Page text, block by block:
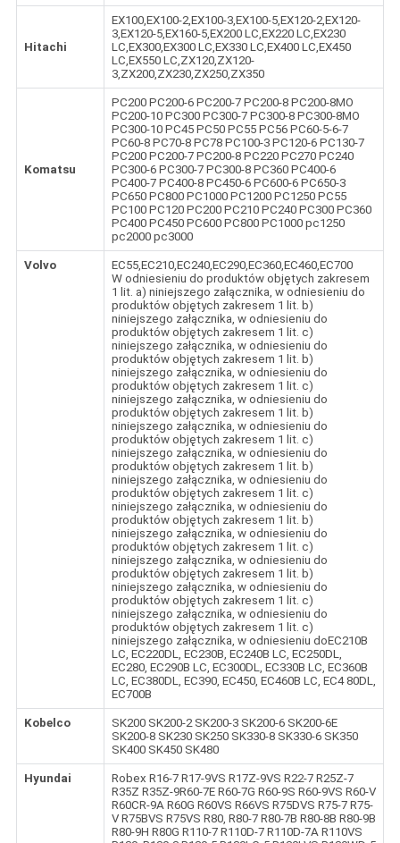
Hitachi
EX100,EX100-2,EX100-3,EX100-5,EX120-2,EX120-
3,EX120-5,EX160-5,EX200 LC,EX220 LC,EX230
LC,EX300,EX300 LC,EX330 LC,EX400 LC,EX450
LC,EX550 LC,ZX120,ZX120-
3,ZX200,ZX230,ZX250,ZX350
Komatsu
PC200 PC200-6 PC200-7 PC200-8 PC200-8MO
PC200-10 PC300 PC300-7 PC300-8 PC300-8MO
PC300-10 PC45 PC50 PC55 PC56 PC60-5-6-7
PC60-8 PC70-8 PC78 PC100-3 PC120-6 PC130-7
PC200 PC200-7 PC200-8 PC220 PC270 PC240
PC300-6 PC300-7 PC300-8 PC360 PC400-6
PC400-7 PC400-8 PC450-6 PC600-6 PC650-3
PC650 PC800 PC1000 PC1200 PC1250 PC55
PC100 PC120 PC200 PC210 PC240 PC300 PC360
PC400 PC450 PC600 PC800 PC1000 pc1250
pc2000 pc3000
Volvo
EC55,EC210,EC240,EC290,EC360,EC460,EC700
W odniesieniu do produktów objętych zakresem
1 lit. a) niniejszego załącznika, w odniesieniu do
produktów objętych zakresem 1 lit. b)
niniejszego załącznika, w odniesieniu do
produktów objętych zakresem 1 lit. c)
niniejszego załącznika, w odniesieniu do
produktów objętych zakresem 1 lit. b)
niniejszego załącznika, w odniesieniu do
produktów objętych zakresem 1 lit. c)
niniejszego załącznika, w odniesieniu do
produktów objętych zakresem 1 lit. b)
niniejszego załącznika, w odniesieniu do
produktów objętych zakresem 1 lit. c)
niniejszego załącznika, w odniesieniu do
produktów objętych zakresem 1 lit. b)
niniejszego załącznika, w odniesieniu do
produktów objętych zakresem 1 lit. c)
niniejszego załącznika, w odniesieniu do
produktów objętych zakresem 1 lit. b)
niniejszego załącznika, w odniesieniu do
produktów objętych zakresem 1 lit. c)
niniejszego załącznika, w odniesieniu do
produktów objętych zakresem 1 lit. b)
niniejszego załącznika, w odniesieniu do
produktów objętych zakresem 1 lit. c)
niniejszego załącznika, w odniesieniu do
produktów objętych zakresem 1 lit. c)
niniejszego załącznika, w odniesieniu doEC210B
LC, EC220DL, EC230B, EC240B LC, EC250DL,
EC280, EC290B LC, EC300DL, EC330B LC, EC360B
LC, EC380DL, EC390, EC450, EC460B LC, EC4 80DL,
EC700B
Kobelco
SK200 SK200-2 SK200-3 SK200-6 SK200-6E
SK200-8 SK230 SK250 SK330-8 SK330-6 SK350
SK400 SK450 SK480
Hyundai
Robex R16-7 R17-9VS R17Z-9VS R22-7 R25Z-7
R35Z R35Z-9R60-7E R60-7G R60-9S R60-9VS R60-V
R60CR-9A R60G R60VS R66VS R75DVS R75-7 R75-
V R75BVS R75VS R80, R80-7 R80-7B R80-8B R80-9B
R80-9H R80G R110-7 R110D-7 R110D-7A R110VS